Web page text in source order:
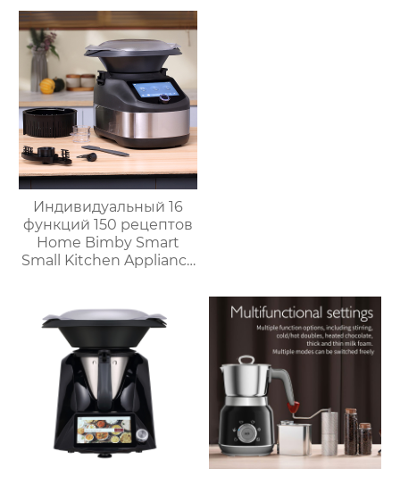
молока машина для
приготовления
горячего шоколада
Индивидуальный 16
функций 150 рецептов
Home Bimby Smart
Small Kitchen Appliance
кухонный комбайн
Термопроцессор